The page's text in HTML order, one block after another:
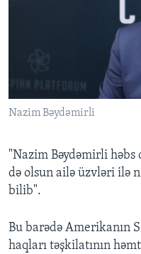
Nazim Bəydəmirli
"Nazim Bəydəmirli
də olsun ailə üzvləri ilə
bilib".
Bu barədə Amerikanın
haqları təşkilatının